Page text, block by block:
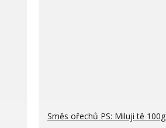
Směs ořechů PS: Miluji tě 100g